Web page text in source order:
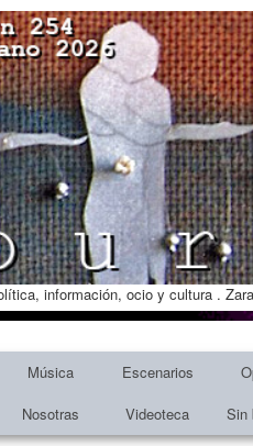
información, ocio y cultura .
Música Escenarios
Nosotras Videoteca Sin